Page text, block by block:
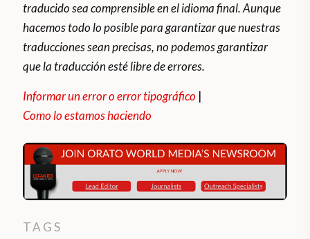
traducido sea comprensible en el idioma final. Aunque
hacemos todo lo posible para garantizar que nuestras
traducciones sean precisas, no podemos garantizar
que la traducción esté libre de errores.
Informar un error o error tipográfico |
Como lo estamos haciendo
TAGS